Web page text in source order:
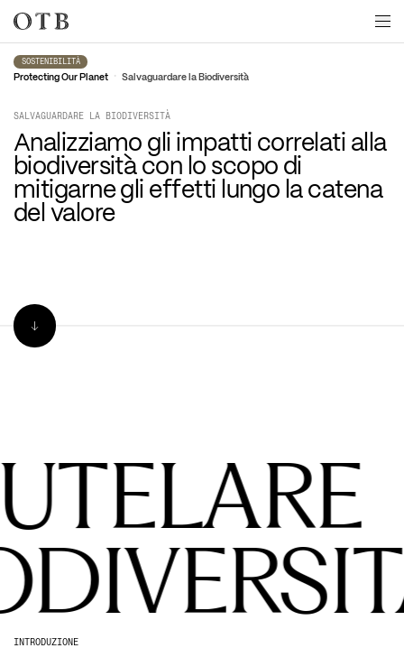
Skip to main content
SOSTENIBILITÀ
Protecting Our Planet • Salvaguardare la Biodiversità
SALVAGUARDARE LA BIODIVERSITÀ
Analizziamo gli impatti correlati alla
biodiversità con lo scopo di
mitigarne gli effetti lungo la catena
del valore
INTRODUZIONE